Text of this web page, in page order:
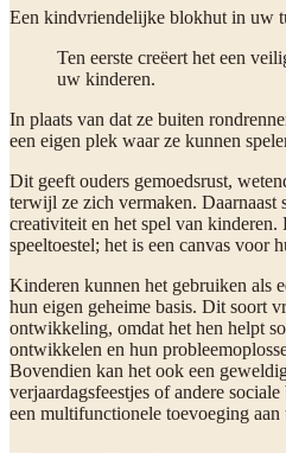
Een kindvriendelijke blokhut in uw
Ten eerste creëert het een
uw kinderen.
In plaats van dat ze buiten
een eigen plek waar ze kunnen
Dit geeft ouders gemoedsrust,
terwijl ze zich vermaken. Daarnaast
creativiteit en het spel van kinderen.
speeltoestel; het is een canvas voor
Kinderen kunnen het gebruiken als
hun eigen geheime basis. Dit soort
ontwikkeling, omdat het hen helpt
ontwikkelen en hun
Bovendien kan het ook een
verjaardagsfeestjes of andere
een multifunctionele toevoeging